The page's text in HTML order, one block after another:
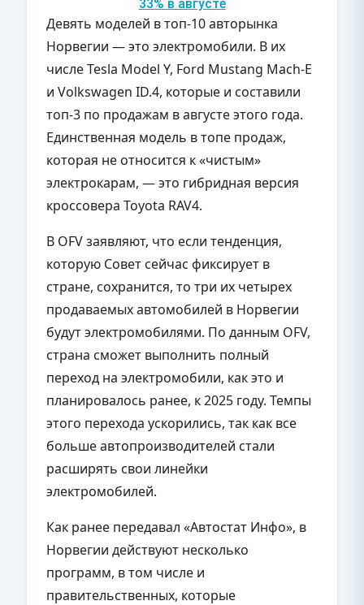
33% в августе
Девять моделей в топ-10 авторынка
Норвегии — это электромобили. В их
числе Tesla Model Y, Ford Mustang Mach-E
и Volkswagen ID.4, которые и составили
топ-3 по продажам в августе этого года.
Единственная модель в топе продаж,
которая не относится к «чистым»
электрокарам, — это гибридная версия
кроссовера Toyota RAV4.
В OFV заявляют, что если тенденция,
которую Совет сейчас фиксирует в
стране, сохранится, то три их четырех
продаваемых автомобилей в Норвегии
будут электромобилями. По данным OFV,
страна сможет выполнить полный
переход на электромобили, как это и
планировалось ранее, к 2025 году. Темпы
этого перехода ускорились, так как все
больше автопроизводителей стали
расширять свои линейки
электромобилей.
Как ранее передавал «Автостат Инфо», в
Норвегии действуют несколько
программ, в том числе и
правительственных, которые